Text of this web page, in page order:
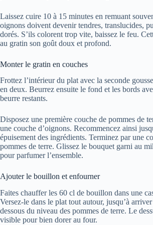
Laissez cuire 10 à 15 minutes en remuant
oignons doivent devenir tendres, translucides,
dorés. S’ils colorent trop vite, baissez le feu.
au gratin son goût doux et profond.
Monter le gratin en couches
Frottez l’intérieur du plat avec la seconde
en deux. Beurrez ensuite le fond et les bords
beurre restants.
Disposez une première couche de pommes de
une couche d’oignons. Recommencez ainsi
épuisement des ingrédients. Terminez par une
pommes de terre. Glissez le bouquet garni au
pour parfumer l’ensemble.
Ajouter le bouillon et enfourner
Faites chauffer les 60 cl de bouillon dans une
Versez-le dans le plat tout autour, jusqu’à
dessous du niveau des pommes de terre. Le
visible pour bien dorer au four.